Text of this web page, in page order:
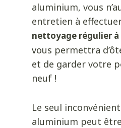
aluminium, vous
entretien à
nettoyage régulier à
vous permettra
et de garder votre
neuf !
Le seul
aluminium peut